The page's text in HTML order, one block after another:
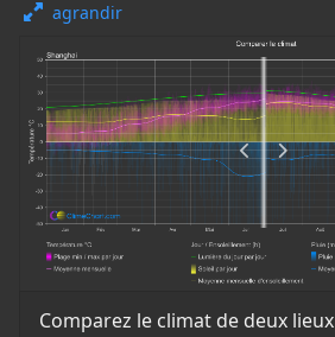
agrandir
Comparez le climat de deux lieux